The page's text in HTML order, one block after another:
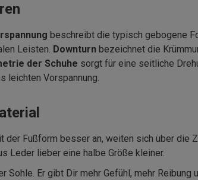
beschreibt die typisch gebogene
Leisten. Downturn bezeichnet die Krü
der Schuhe sorgt für eine seitliche
leichten Vorspannung.
der Fußform besser an, weiten sich über die
Leder lieber eine halbe Größe kleiner.
Sohle. Er gibt Dir mehr Gefühl, mehr Reibung